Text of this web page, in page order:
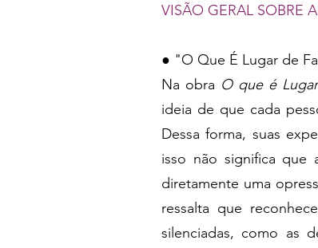
VISÃO GERAL SOBRE
● "O Que É Lugar de
Na obra O que é
ideia de que cada
Dessa forma, suas
isso não significa que
diretamente uma
ressalta que
silenciadas, como as